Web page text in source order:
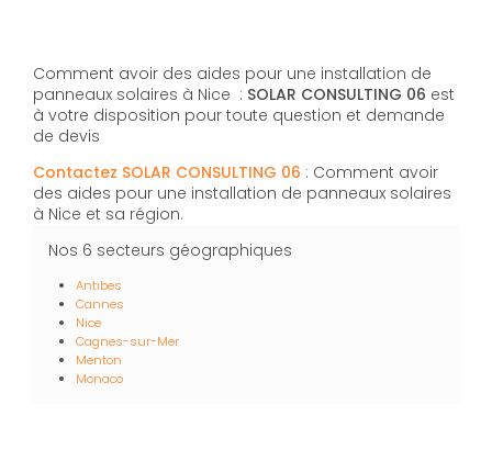
Comment avoir des aides pour une installation de
panneaux solaires à Nice : SOLAR CONSULTING 06 est
à votre disposition pour toute question et demande
de devis
Contactez SOLAR CONSULTING 06 : Comment avoir
des aides pour une installation de panneaux solaires
à Nice et sa région.
Nos 6 secteurs géographiques
Antibes
Cannes
Nice
Cagnes-sur-Mer
Menton
Monaco